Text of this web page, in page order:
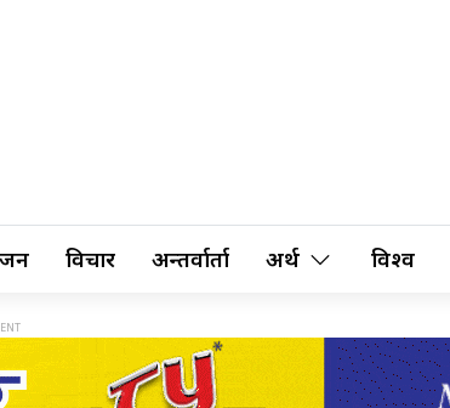
विचार अन्तर्वार्ता अर्थ विश्व